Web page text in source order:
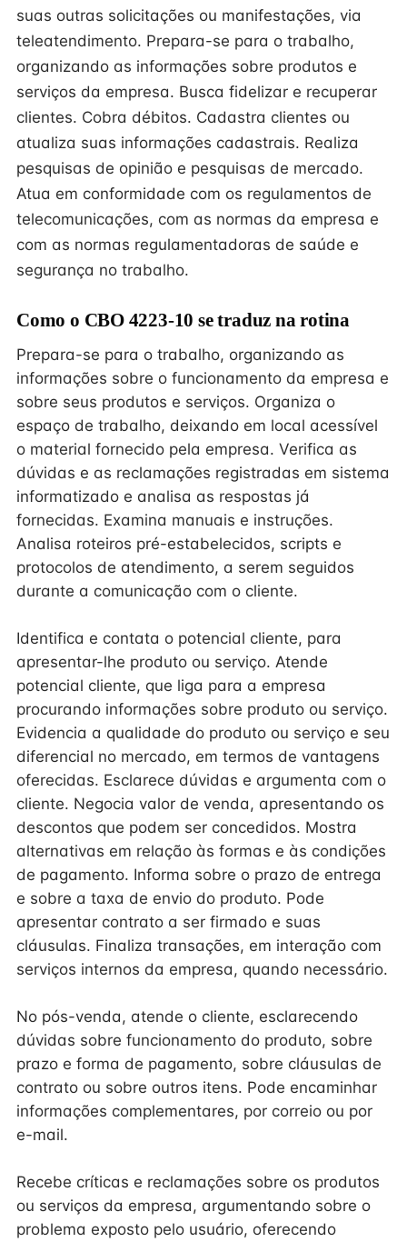
suas outras solicitações ou manifestações, via
teleatendimento. Prepara-se para o trabalho,
organizando as informações sobre produtos e
serviços da empresa. Busca fidelizar e recuperar
clientes. Cobra débitos. Cadastra clientes ou
atualiza suas informações cadastrais. Realiza
pesquisas de opinião e pesquisas de mercado.
Atua em conformidade com os regulamentos de
telecomunicações, com as normas da empresa e
com as normas regulamentadoras de saúde e
segurança no trabalho.
Como o CBO 4223-10 se traduz na rotina
Prepara-se para o trabalho, organizando as
informações sobre o funcionamento da empresa e
sobre seus produtos e serviços. Organiza o
espaço de trabalho, deixando em local acessível
o material fornecido pela empresa. Verifica as
dúvidas e as reclamações registradas em sistema
informatizado e analisa as respostas já
fornecidas. Examina manuais e instruções.
Analisa roteiros pré-estabelecidos, scripts e
protocolos de atendimento, a serem seguidos
durante a comunicação com o cliente.
Identifica e contata o potencial cliente, para
apresentar-lhe produto ou serviço. Atende
potencial cliente, que liga para a empresa
procurando informações sobre produto ou serviço.
Evidencia a qualidade do produto ou serviço e seu
diferencial no mercado, em termos de vantagens
oferecidas. Esclarece dúvidas e argumenta com o
cliente. Negocia valor de venda, apresentando os
descontos que podem ser concedidos. Mostra
alternativas em relação às formas e às condições
de pagamento. Informa sobre o prazo de entrega
e sobre a taxa de envio do produto. Pode
apresentar contrato a ser firmado e suas
cláusulas. Finaliza transações, em interação com
serviços internos da empresa, quando necessário.
No pós-venda, atende o cliente, esclarecendo
dúvidas sobre funcionamento do produto, sobre
prazo e forma de pagamento, sobre cláusulas de
contrato ou sobre outros itens. Pode encaminhar
informações complementares, por correio ou por
e-mail.
Recebe críticas e reclamações sobre os produtos
ou serviços da empresa, argumentando sobre o
problema exposto pelo usuário, oferecendo